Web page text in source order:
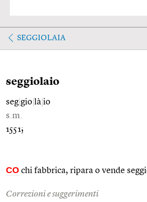
SEGGIOLAIA
seggiolaio
seg gio là io
s.m.
1551;
CO chi fabbrica, ripara o vende
Correzioni e suggerimenti